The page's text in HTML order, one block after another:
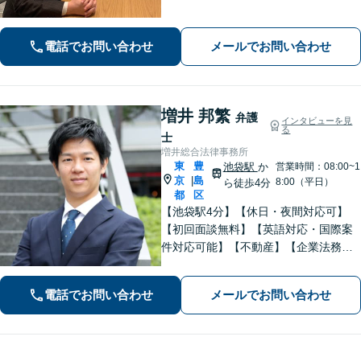
トラブルも解決まで尽力します【休
日・夜間相談可】【完全個室】【池袋
駅10分】
電話でお問い合わせ メールでお問い合わせ
増井 邦繁 弁護
士
インタビューを見
る
増井総合法律事務所
東
京
都
豊
島
区
池袋駅 か
ら徒歩4分
営業時間：08:00~1
8:00（平日）
【池袋駅4分】【休日・夜間対応可】
【初回面談無料】【英語対応・国際案
件対応可能】【不動産】【企業法務】
用】仕事内容に応じて料金相談可。ま
ずはお気軽にご相談下さい。【セミナ
ー・論文掲載経験あり】【留学経験あ
り】
電話でお問い合わせ メールでお問い合わせ